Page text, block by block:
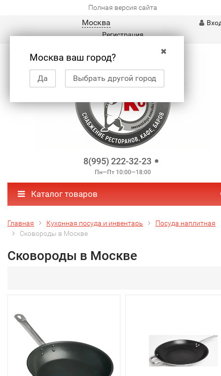
Полная версия сайта
Москва
✖
Москва ваш город?
Да Выбрать другой город
Регистрация
8(995) 222-32-23
Пн—Пт 10:00—18:00
Каталог товаров
Главная Кухонная посуда и инвентарь
Посуда наплитная
Сковороды в Москве
Сковороды в Москве